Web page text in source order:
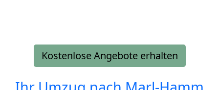
Kostenlose Angebote erhalten